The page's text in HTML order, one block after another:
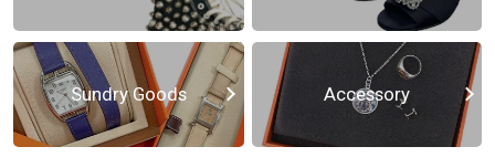
Sundry Goods Accessory